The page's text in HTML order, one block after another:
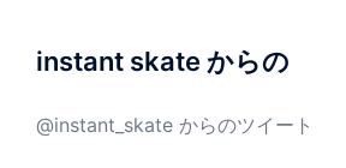
instant skate からの
@instant_skate からのツイート